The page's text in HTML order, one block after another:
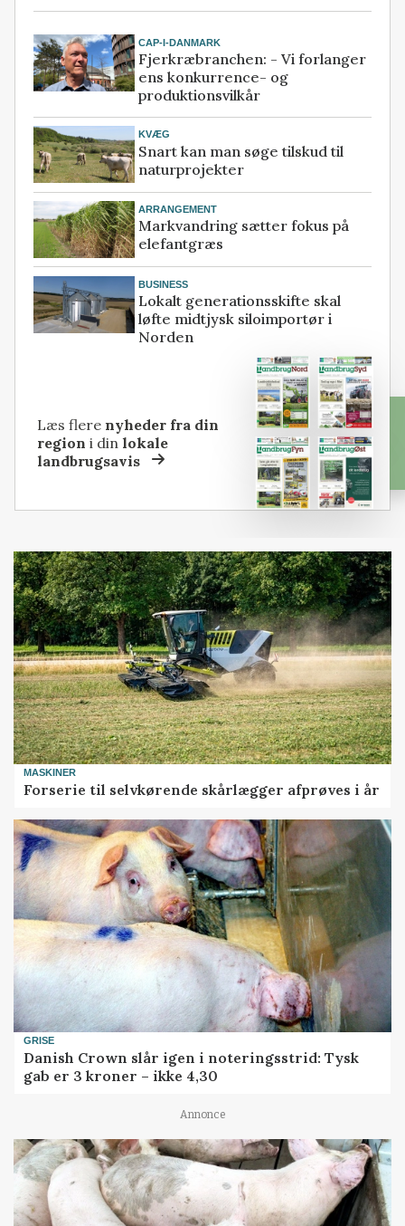
CAP-I-DANMARK
Fjerkræbranchen: - Vi forlanger
ens konkurrence- og
produktionsvilkår
KVÆG
Snart kan man søge tilskud til
naturprojekter
ARRANGEMENT
Markvandring sætter fokus på
elefantgræs
BUSINESS
Lokalt generationsskifte skal
løfte midtjysk siloimportør i
Norden
Læs flere nyheder fra din
region i dinlokale
landbrugsavis
MASKINER
Forserie til selvkørende skårlægger afprøves i år
GRISE
Danish Crown slår igen i noteringsstrid: Tysk
gab er 3 kroner – ikke 4,30
Annonce